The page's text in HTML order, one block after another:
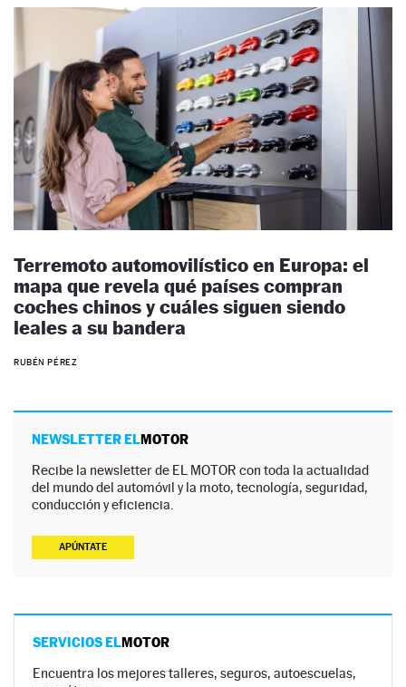
Terremoto automovilístico en Europa: el
mapa que revela qué países compran
coches chinos y cuáles siguen siendo
leales a su bandera
RUBÉN PÉREZ
NEWSLETTER ELMOTOR
Recibe la newsletter de EL MOTOR con toda la actualidad
del mundo del automóvil y la moto, tecnología, seguridad,
conducción y eficiencia.
APÚNTATE
SERVICIOS ELMOTOR
Encuentra los mejores talleres, seguros, autoescuelas,